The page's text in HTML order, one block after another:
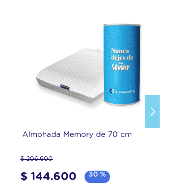
Almohada Memory de 70 cm
$ 206.600
$ 144.600 30 %